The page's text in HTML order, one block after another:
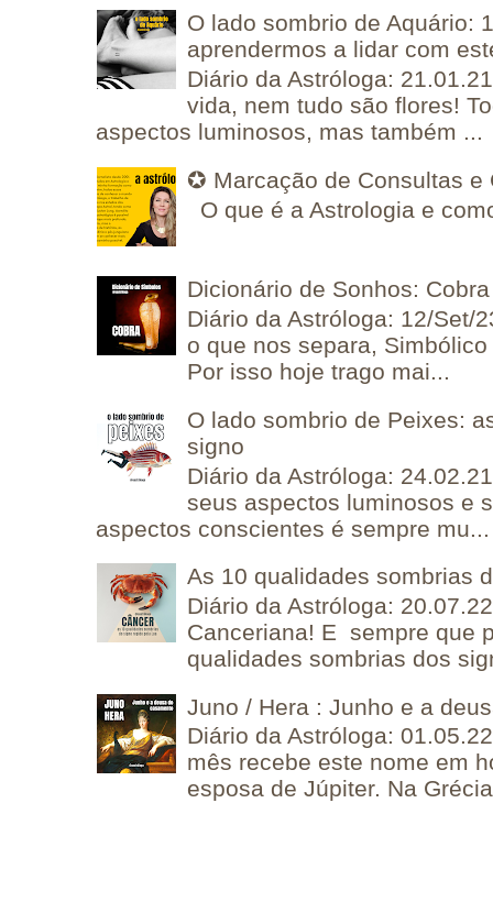
O lado sombrio de Aquário:
aprendermos a lidar com
Diário da Astróloga:
vida, nem tudo são flores!
aspectos luminosos, mas também ...
✪ Marcação de Consultas e
O que é a Astrologia e
Dicionário de Sonhos: Cobra
Diário da Astróloga: 12/Set/
o que nos separa,
Por isso hoje trago mai...
O lado sombrio de Peixes:
signo
Diário da Astróloga:
seus aspectos luminosos e
aspectos conscientes é sempre mu...
As 10 qualidades sombrias
Diário da Astróloga:
Canceriana! E sempre que
qualidades sombrias dos
Juno / Hera : Junho e a
Diário da Astróloga:
mês recebe este nome em
esposa de Júpiter. Na